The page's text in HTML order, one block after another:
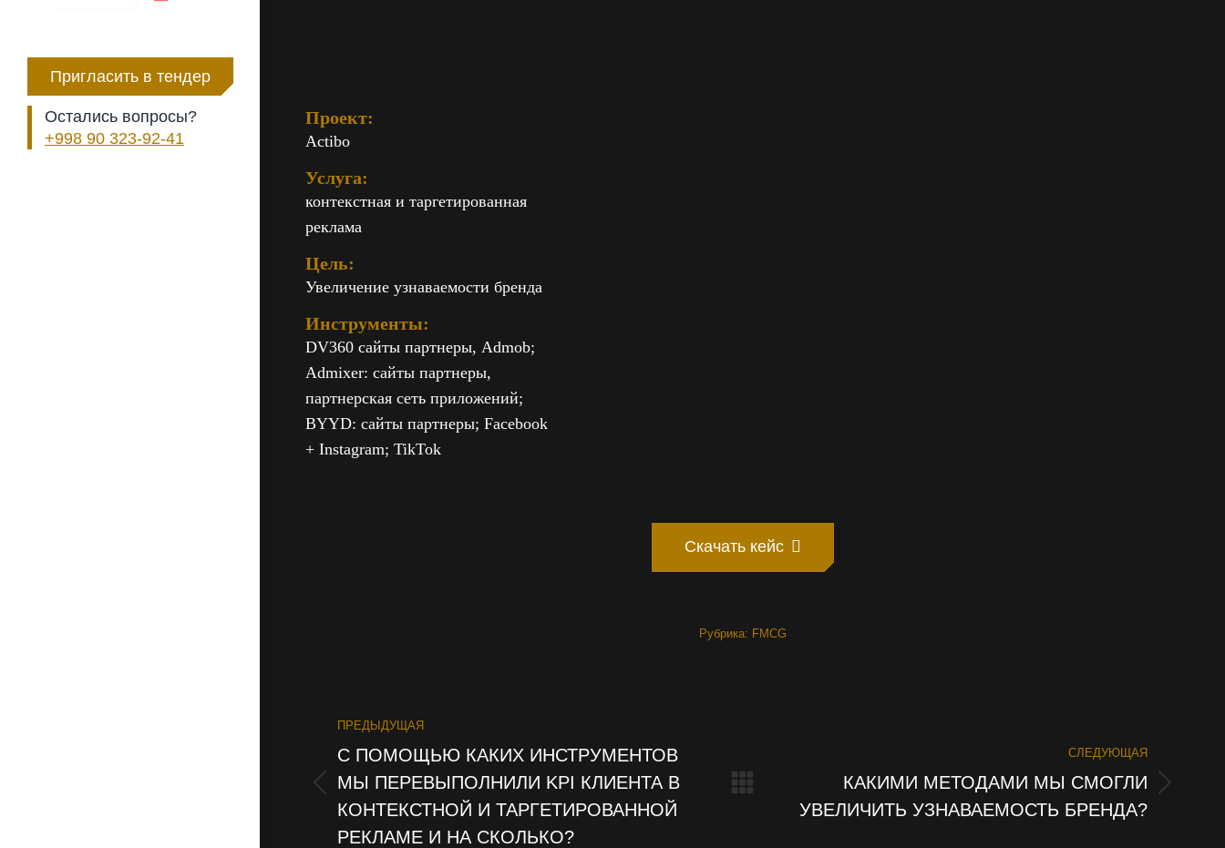
Пригласить в тендер
Остались вопросы?
+998 90 323-92-41
Проект:
Actibo
Услуга:
контекстная и таргетированная
реклама
Цель:
Увеличение узнаваемости бренда
Инструменты:
DV360 сайты партнеры, Admob;
Admixer: сайты партнеры,
партнерская сеть приложений;
BYYD: сайты партнеры; Facebook
+ Instagram; TikTok
Скачать кейс
Рубрика: FMCG
PROJECT
NAVIGATION
ПРЕДЫДУЩАЯ
project:
С ПОМОЩЬЮ КАКИХ ИНСТРУМЕНТОВ
МЫ ПЕРЕВЫПОЛНИЛИ KPI КЛИЕНТА В
КОНТЕКСТНОЙ И ТАРГЕТИРОВАННОЙ
РЕКЛАМЕ И НА СКОЛЬКО?
СЛЕДУЮЩАЯ
project:
КАКИМИ МЕТОДАМИ МЫ СМОГЛИ
УВЕЛИЧИТЬ УЗНАВАЕМОСТЬ БРЕНДА?